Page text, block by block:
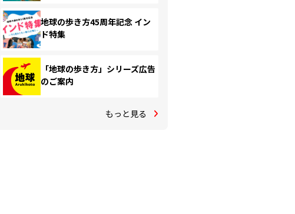
地球の歩き方45周年記念 イン
ド特集
「地球の歩き方」シリーズ広告
のご案内
もっと見る